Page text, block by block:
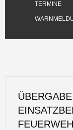
TERMINE